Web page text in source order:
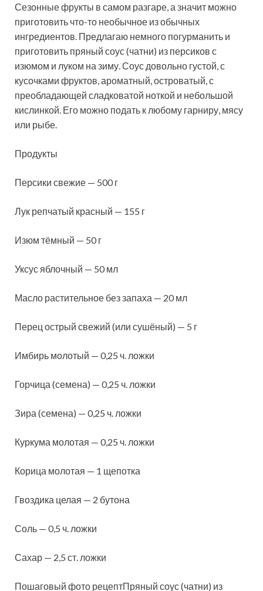
Сезонные фрукты в самом разгаре, а значит можно
приготовить что-то необычное из обычных
ингредиентов. Предлагаю немного погурманить и
приготовить пряный соус (чатни) из персиков с
изюмом и луком на зиму. Соус довольно густой, с
кусочками фруктов, ароматный, островатый, с
преобладающей сладковатой ноткой и небольшой
кислинкой. Его можно подать к любому гарниру, мясу
или рыбе.
Продукты
Персики свежие — 500 г
Лук репчатый красный — 155 г
Изюм тёмный — 50 г
Уксус яблочный — 50 мл
Масло растительное без запаха — 20 мл
Перец острый свежий (или сушёный) — 5 г
Имбирь молотый — 0,25 ч. ложки
Горчица (семена) — 0,25 ч. ложки
Зира (семена) — 0,25 ч. ложки
Куркума молотая — 0,25 ч. ложки
Корица молотая — 1 щепотка
Гвоздика целая — 2 бутона
Соль — 0,5 ч. ложки
Сахар — 2,5 ст. ложки
Пошаговый фото рецептПряный соус (чатни) из